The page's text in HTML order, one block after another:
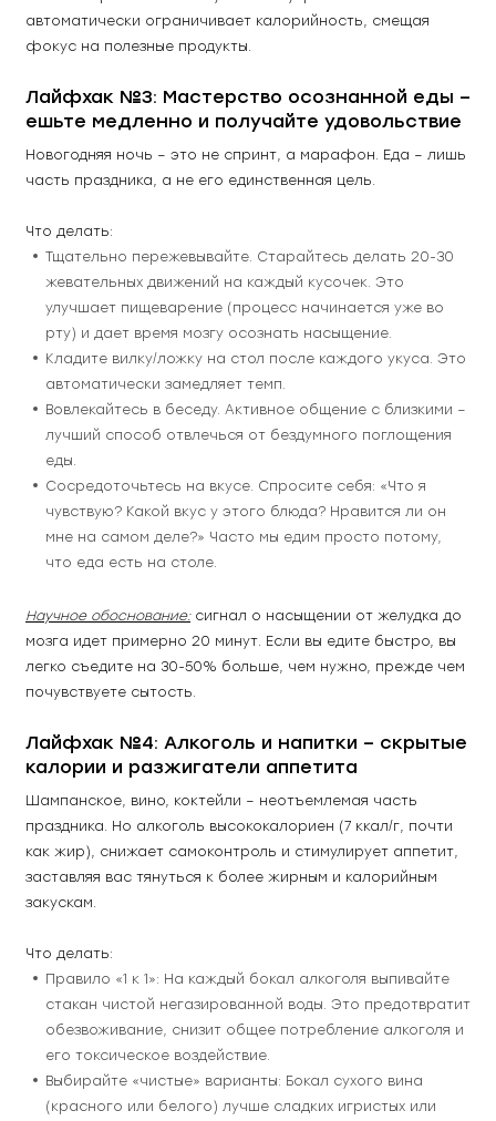
автоматически ограничивает калорийность, смещая
фокус на полезные продукты.
Лайфхак №3: Мастерство осознанной еды –
ешьте медленно и получайте удовольствие
Новогодняя ночь – это не спринт, а марафон. Еда – лишь
часть праздника, а не его единственная цель.
Что делать:
Тщательно пережевывайте. Старайтесь делать 20-30
жевательных движений на каждый кусочек. Это
улучшает пищеварение (процесс начинается уже во
рту) и дает время мозгу осознать насыщение.
Кладите вилку/ложку на стол после каждого укуса. Это
автоматически замедляет темп.
Вовлекайтесь в беседу. Активное общение с близкими –
лучший способ отвлечься от бездумного поглощения
еды.
Сосредоточьтесь на вкусе. Спросите себя: «Что я
чувствую? Какой вкус у этого блюда? Нравится ли он
мне на самом деле?» Часто мы едим просто потому,
что еда есть на столе.
Научное обоснование: сигнал о насыщении от желудка до
мозга идет примерно 20 минут. Если вы едите быстро, вы
легко съедите на 30-50% больше, чем нужно, прежде чем
почувствуете сытость.
Лайфхак №4: Алкоголь и напитки – скрытые
калории и разжигатели аппетита
Шампанское, вино, коктейли – неотъемлемая часть
праздника. Но алкоголь высококалориен (7 ккал/г, почти
как жир), снижает самоконтроль и стимулирует аппетит,
заставляя вас тянуться к более жирным и калорийным
закускам.
Что делать:
Правило «1 к 1»: На каждый бокал алкоголя выпивайте
стакан чистой негазированной воды. Это предотвратит
обезвоживание, снизит общее потребление алкоголя и
его токсическое воздействие.
Выбирайте «чистые» варианты: Бокал сухого вина
(красного или белого) лучше сладких игристых или